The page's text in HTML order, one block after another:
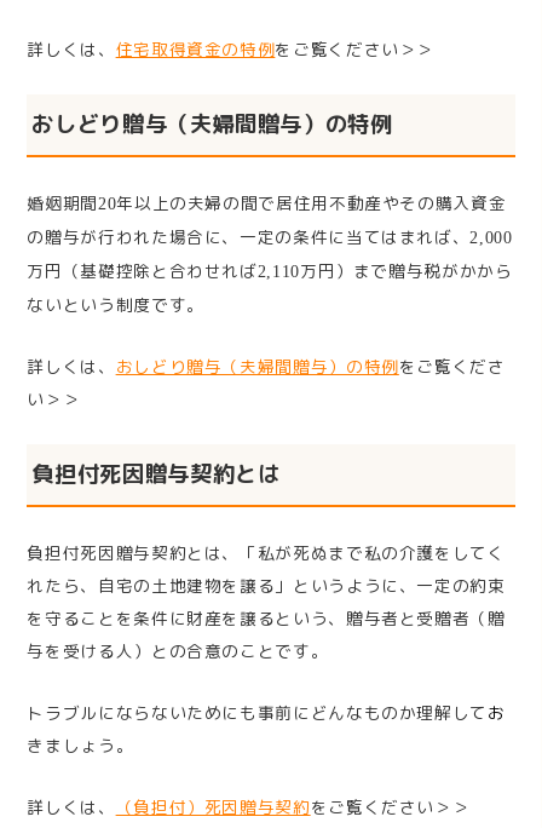
詳しくは、 住宅取得資金の特例をご覧ください＞＞
おしどり贈与（夫婦間贈与）の特例
婚姻期間 20年以上の夫婦の間で居住用不動産やその購入資金
の贈与が行われた場合に、一定の条件に当てはまれば、
2,000
万円（基礎控除と合わせれば2,110万円）まで贈与税がかから
ないという制度です。
詳しくは、 おしどり贈与（夫婦間贈与）の特例をご覧くださ
い＞＞
負担付死因贈与契約とは
負担付死因贈与契約とは、「私が死ぬまで私の介護をしてく
れたら、自宅の土地建物を譲る」というように、一定の約束
を守ることを条件に財産を譲るという、贈与者と受贈者（贈
与を受ける人）との合意のことです。
トラブルにならないためにも事前にどんなものか理解して お
きましょう。
詳しくは、 （負担付）死因贈与契約をご覧ください＞＞